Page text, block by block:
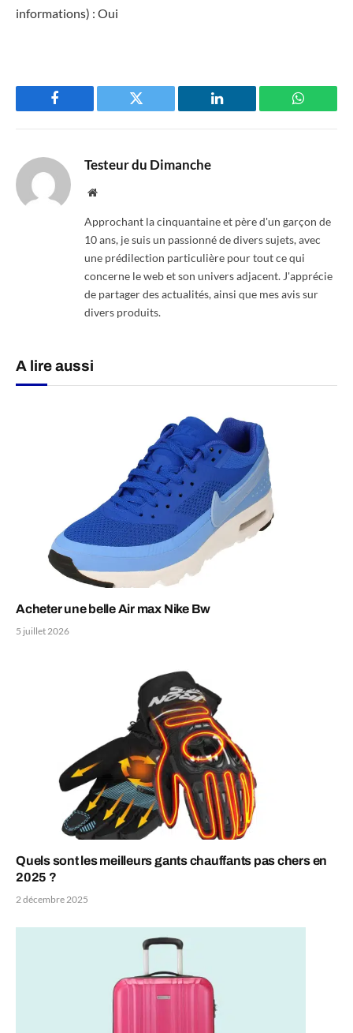
informations) : Oui
Facebook Twitter LinkedIn
Testeur du Dimanche
Website
Approchant la cinquantaine et père d'un garçon de
10 ans, je suis un passionné de divers sujets, avec
une prédilection particulière pour tout ce qui
concerne le web et son univers adjacent. J'apprécie
de partager des actualités, ainsi que mes avis sur
divers produits.
A lire aussi
Acheter une belle Air max Nike Bw
5 juillet 2026
Quels sont les meilleurs gants chauffants pas chers en
2025 ?
2 décembre 2025